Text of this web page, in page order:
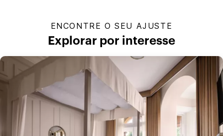
ENCONTRE O SEU AJUSTE
Explorar por interesse